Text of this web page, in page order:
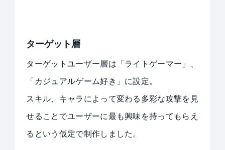
ターゲット層
ターゲットユーザー層は「ライトゲーマー」、
「カジュアルゲーム好き」に設定。
スキル、キャラによって変わる多彩な攻撃を見
せることでユーザーに最も興味を持ってもらえ
るという仮定で制作しました。